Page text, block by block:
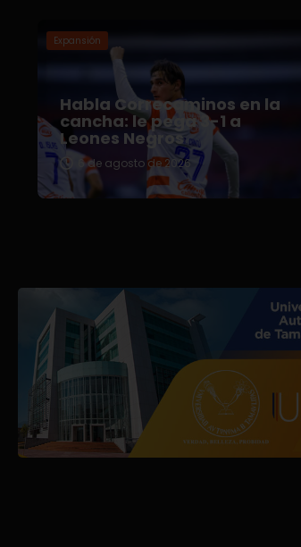
Expansión
Habla Correcaminos en la
cancha: le pega 3-1 a
Leones Negros
6 de agosto de 2026